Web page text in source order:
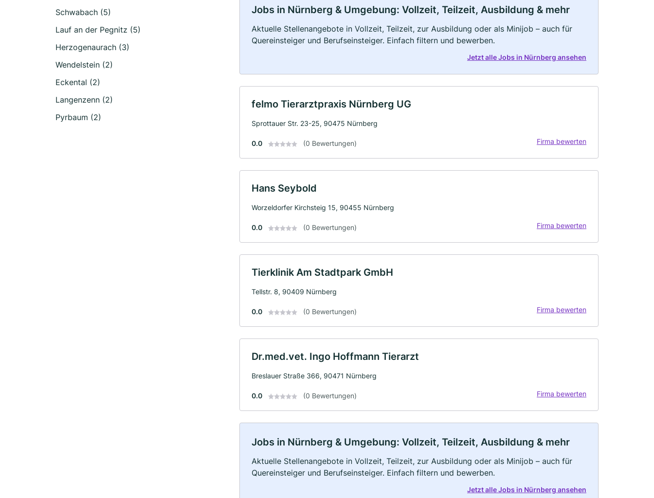
Schwabach (5)
Lauf an der Pegnitz (5)
Herzogenaurach (3)
Wendelstein (2)
Eckental (2)
Langenzenn (2)
Pyrbaum (2)
Jobs in Nürnberg & Umgebung: Vollzeit, Teilzeit, Ausbildung & mehr
Aktuelle Stellenangebote in Vollzeit, Teilzeit, zur Ausbildung oder als Minijob – auch für
Quereinsteiger und Berufseinsteiger. Einfach filtern und bewerben.
Jetzt alle Jobs in Nürnberg ansehen
felmo Tierarztpraxis Nürnberg UG
Sprottauer Str. 23-25, 90475 Nürnberg
0.0 (0 Bewertungen) Firma bewerten
Hans Seybold
Worzeldorfer Kirchsteig 15, 90455 Nürnberg
0.0 (0 Bewertungen) Firma bewerten
Tierklinik Am Stadtpark GmbH
Tellstr. 8, 90409 Nürnberg
0.0 (0 Bewertungen) Firma bewerten
Dr.med.vet. Ingo Hoffmann Tierarzt
Breslauer Straße 366, 90471 Nürnberg
0.0 (0 Bewertungen) Firma bewerten
Jobs in Nürnberg & Umgebung: Vollzeit, Teilzeit, Ausbildung & mehr
Aktuelle Stellenangebote in Vollzeit, Teilzeit, zur Ausbildung oder als Minijob – auch für
Quereinsteiger und Berufseinsteiger. Einfach filtern und bewerben.
Jetzt alle Jobs in Nürnberg ansehen